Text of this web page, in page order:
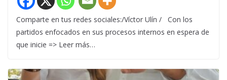
Comparte en tus redes sociales:/Víctor Ulín / Con los
partidos enfocados en sus procesos internos en espera de
que inicie => Leer más…